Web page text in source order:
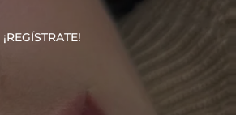
¡REGÍSTRATE!